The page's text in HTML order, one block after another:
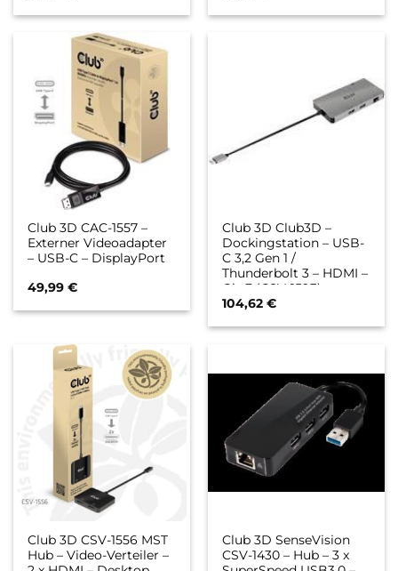
Unterstützung, bi-
Club 3D CAC-1557 –
Externer Videoadapter
– USB-C – DisplayPort
49,99€
Club 3D Club3D –
Dockingstation – USB-
C 3,2 Gen 1 /
Thunderbolt 3 – HDMI –
GigE (CSV-1593)
104,62€
Club 3D CSV-1556 MST
Hub – Video-Verteiler –
Club 3D SenseVision
CSV-1430 – Hub – 3 x